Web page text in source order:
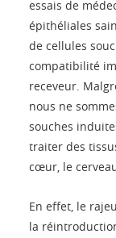
essais de
épithéliales
de cellules
compatibilité
receveur.
nous ne
souches
traiter des
cœur, le
En effet, le
la